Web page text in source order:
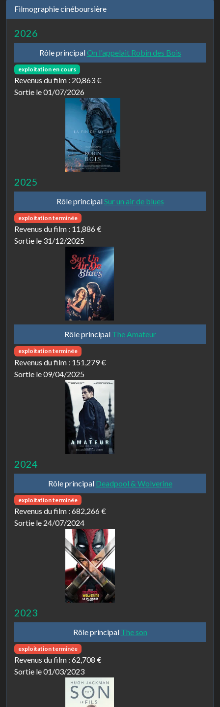
Filmographie cinéboursière
2026
Rôle principalOn l'appelait Robin des Bois
exploitation en cours
Revenus du film : 20,863 €
Sortie le 01/07/2026
2025
Rôle principalSur un air de blues
exploitation terminée
Revenus du film : 11,886 €
Sortie le 31/12/2025
Rôle principal The Amateur
exploitation terminée
Revenus du film : 151,279 €
Sortie le 09/04/2025
2024
Rôle principal Deadpool & Wolverine
exploitation terminée
Revenus du film : 682,266 €
Sortie le 24/07/2024
2023
Rôle principal The son
exploitation terminée
Revenus du film : 62,708 €
Sortie le 01/03/2023